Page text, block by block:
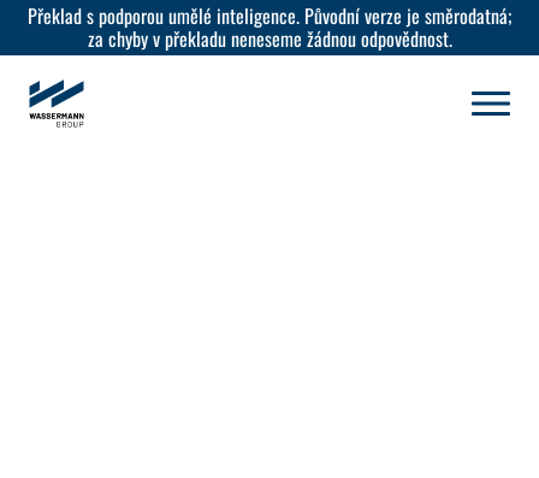
Překlad s podporou umělé inteligence. Původní verze je směrodatná;
za chyby v překladu neneseme žádnou odpovědnost.